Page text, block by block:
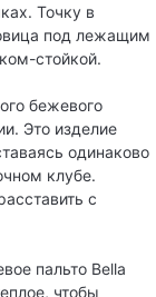
Точку в
под лежащим
стойкой.
бежевого
Это изделие
одинаково
клубе.
с
пальто Bella
чтобы